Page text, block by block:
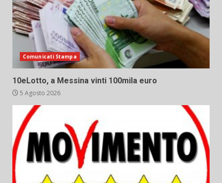
Comunicati Stampa
10eLotto, a Messina vinti 100mila euro
5 Agosto 2026